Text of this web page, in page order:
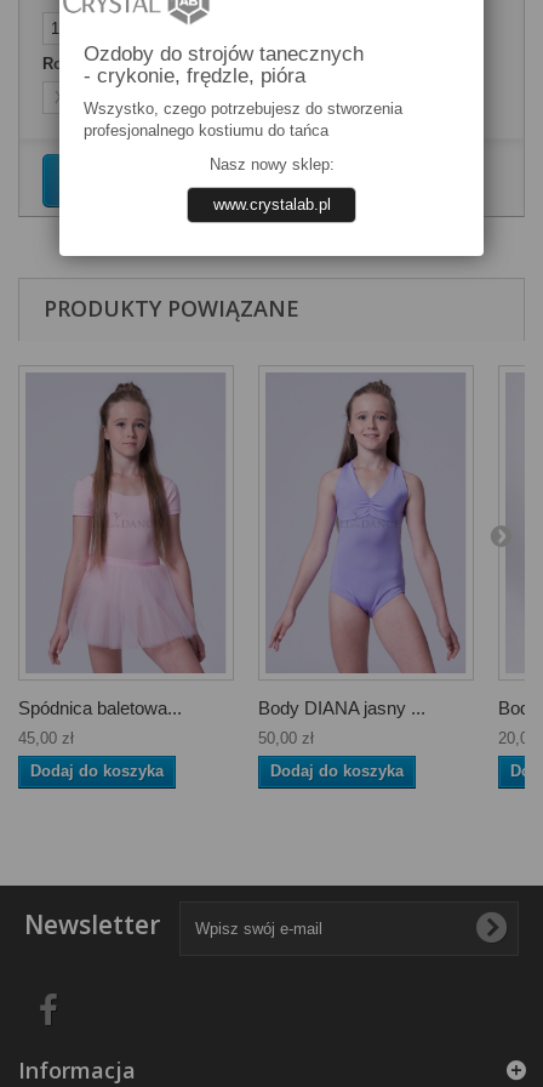
Rozmiary ubrań
PRODUKTY POWIĄZANE
Spódnica baletowa...
45,00 zł
Dodaj do koszyka
Body DIANA jasny ...
50,00 zł
Dodaj do koszyka
20,00
Newsletter
Informacja
Ozdoby do strojów tanecznych
- crykonie, frędzle, pióra
Wszystko, czego potrzebujesz do stworzenia
profesjonalnego kostiumu do tańca
Nasz nowy sklep:
www.crystalab.pl